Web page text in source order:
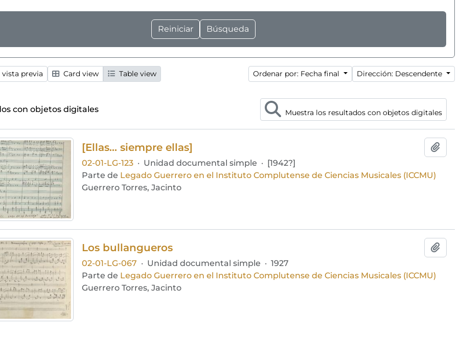
previa Card view Table view Ordenar por: Fecha final Dirección: Descendente
con objetos digitales Muestra los resultados con objetos digitales
[Ellas... siempre ellas]
02-01-LG-123 · Unidad documental simple · [1942?]
Parte de Legado Guerrero en el Instituto Complutense de Ciencias Musicales (ICCMU)
Guerrero Torres, Jacinto
Los bullangueros
02-01-LG-067 · Unidad documental simple · 1927
Parte de Legado Guerrero en el Instituto Complutense de Ciencias Musicales (ICCMU)
Guerrero Torres, Jacinto